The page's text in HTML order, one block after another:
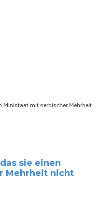
Ministaat mit serbischer Mehrheit
sie einen
Mehrheit nicht